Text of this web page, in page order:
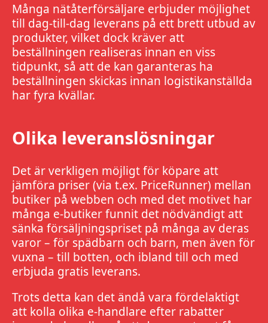
Många nätåterförsäljare erbjuder möjlighet
till dag-till-dag leverans på ett brett utbud av
produkter, vilket dock kräver att
beställningen realiseras innan en viss
tidpunkt, så att de kan garanteras ha
beställningen skickas innan logistikanställda
har fyra kvällar.
Olika leveranslösningar
Det är verkligen möjligt för köpare att
jämföra priser (via t.ex. PriceRunner) mellan
butiker på webben och med det motivet har
många e-butiker funnit det nödvändigt att
sänka försäljningspriset på många av deras
varor – för spädbarn och barn, men även för
vuxna – till botten, och ibland till och med
erbjuda gratis leverans.
Trots detta kan det ändå vara fördelaktigt
att kolla olika e-handlare efter rabatter